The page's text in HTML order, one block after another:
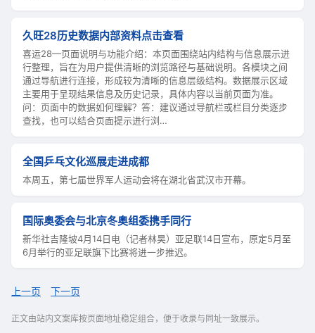
久旺28历史数据内部资料点击查看
喜运28—页面说明与功能介绍：本页面围绕站内结构与信息展示进
行整理，旨在为用户提供清晰的浏览路径与基础说明。各模块之间
通过导航进行连接，形成较为清晰的信息层级结构。数据展示区域
主要用于呈现结果信息及历史记录，具体内容以当前页面为准。
问：页面中的数据如何理解？答：建议通过导航栏或栏目分类逐步
查找，也可以结合页面提示进行浏…
全国乒乓文化巡展走进成都
本周五，第七届世界军人运动会将在湖北省武汉市开幕。
国际奥委会与北京冬奥组委携手同行
新华社吉隆坡4月14日电（记者林昊）亚足联14日宣布，原定5月至
6月举行的亚足联旗下比赛将进一步推迟。
上一页 下一页
正文由站内文案库按页面地址稳定组合，便于收录与同址一致展示。